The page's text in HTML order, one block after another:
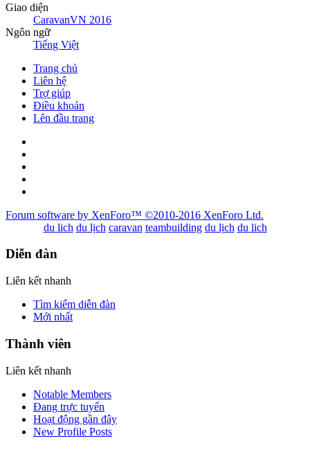
Giao diện
CaravanVN 2016
Ngôn ngữ
Tiếng Việt
Trang chủ
Liên hệ
Trợ giúp
Điều khoản
Lên đầu trang
Forum software by XenForo™ ©2010-2016 XenForo Ltd.
du lich du lịch caravan teambuilding du lịch du lich
Diễn đàn
Liên kết nhanh
Tìm kiếm diễn đàn
Mới nhất
Thành viên
Liên kết nhanh
Notable Members
Đang trực tuyến
Hoạt động gần đây
New Profile Posts